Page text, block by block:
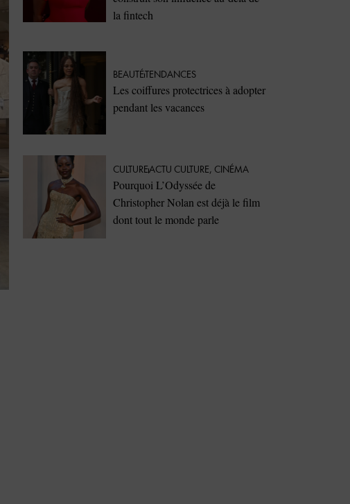
la fintech
BEAUTÉTENDANCES
Les coiffures protectrices à adopter
pendant les vacances
CULTUREACTU CULTURE, CINÉMA
Pourquoi L’Odyssée de
Christopher Nolan est déjà le film
dont tout le monde parle